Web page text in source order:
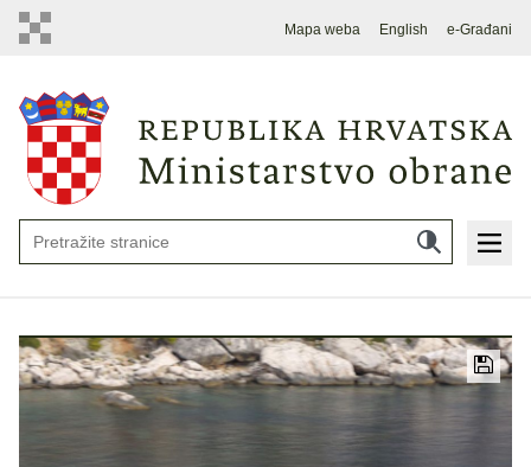
Mapa weba English e-Građani